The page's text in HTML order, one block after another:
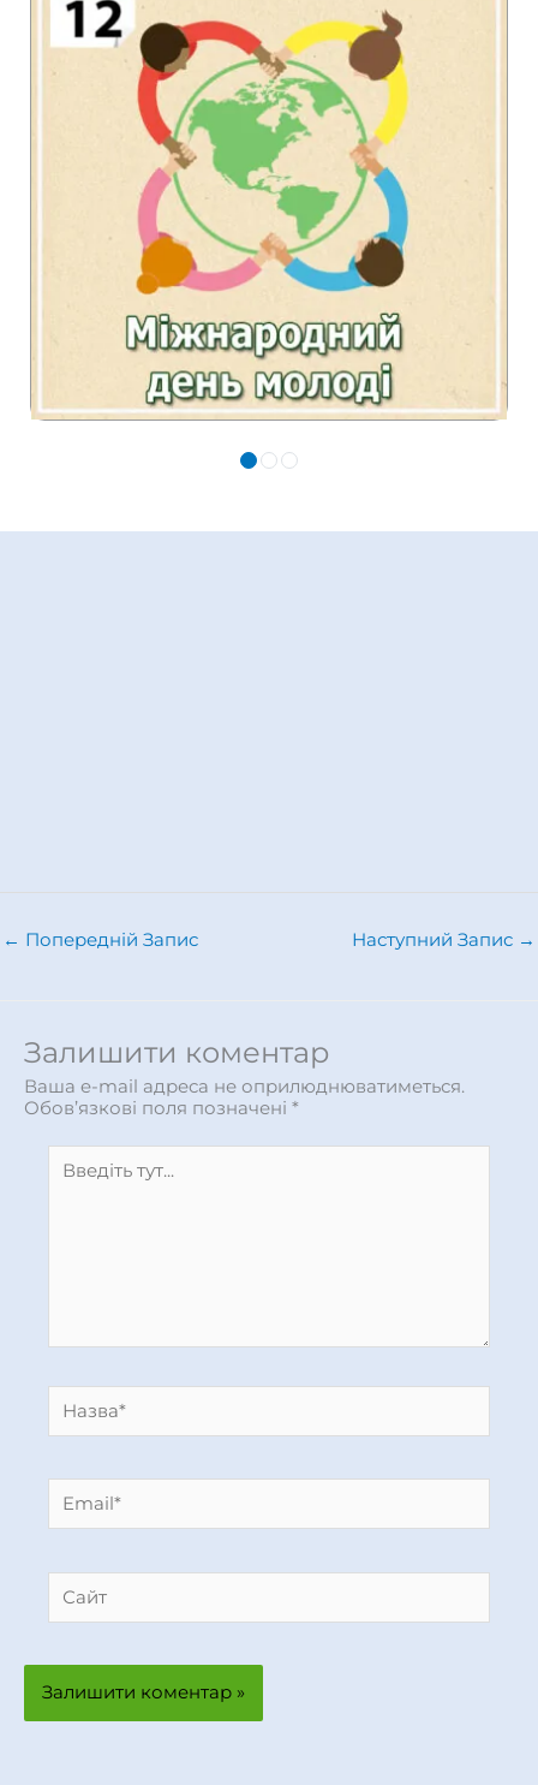
← Попередній Запис Наступний Запис →
Залишити коментар
Ваша e-mail адреса не оприлюднюватиметься.
Обов’язкові поля позначені *
тут...